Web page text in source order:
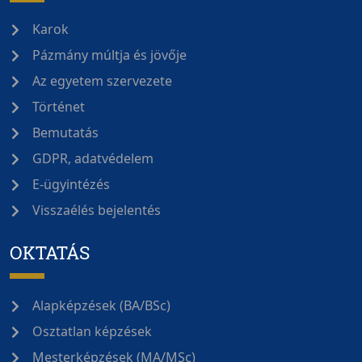
Karok
Pázmány múltja és jövője
Az egyetem szervezete
Történet
Bemutatás
GDPR, adatvédelem
E-ügyintézés
Visszaélés bejelentés
OKTATÁS
Alapképzések (BA/BSc)
Osztatlan képzések
Mesterképzések (MA/MSc)